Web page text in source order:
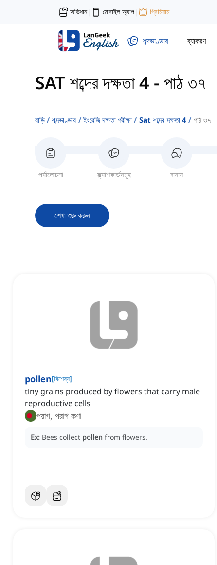
অভিধান| মোবাইল অ্যাপ| প্রিমিয়াম
শব্দভাণ্ডার ব্যাকরণ
SAT শব্দের দক্ষতা 4 - পাঠ ৩৭
বাড়ি শব্দভাণ্ডার ইংরেজি দক্ষতা পরীক্ষা Sat শব্দের দক্ষতা 4 পাঠ ৩৭
পর্যালোচনা ফ্ল্যাশকার্ডসমূহ বানান
শেখা শুরু করুন
pollen[বিশেষ্য]
tiny grains produced by flowers that carry male
reproductive cells
পরাগ, পরাগ কণা
Ex: Bees collect pollen from flowers.